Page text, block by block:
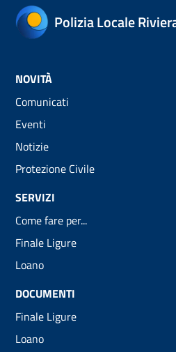
Polizia Locale
NOVITÀ
Comunicati
Eventi
Notizie
Protezione Civile
SERVIZI
Come fare per...
Finale Ligure
Loano
DOCUMENTI
Finale Ligure
Loano